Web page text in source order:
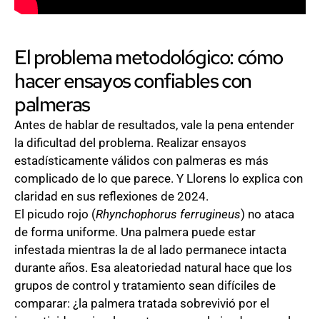
El problema metodológico: cómo
hacer ensayos confiables con
palmeras
Antes de hablar de resultados, vale la pena entender
la dificultad del problema. Realizar ensayos
estadísticamente válidos con palmeras es más
complicado de lo que parece. Y Llorens lo explica con
claridad en sus reflexiones de 2024.
El picudo rojo (Rhynchophorus ferrugineus) no ataca
de forma uniforme. Una palmera puede estar
infestada mientras la de al lado permanece intacta
durante años. Esa aleatoriedad natural hace que los
grupos de control y tratamiento sean difíciles de
comparar: ¿la palmera tratada sobrevivió por el